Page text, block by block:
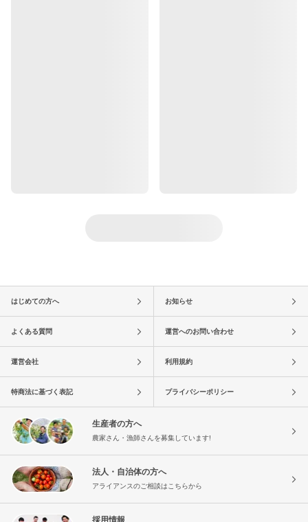
はじめての方へ お知らせ
よくある質問 運営へのお問い合わせ
運営会社 利用規約
特商法に基づく表記 プライバシーポリシー
生産者の方へ
農家さん・漁師さんを募集しています!
法人・自治体の方へ
アライアンスのご相談はこちらから
採用情報